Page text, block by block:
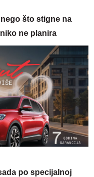
što stigne na
ne planira
po specijalnoj